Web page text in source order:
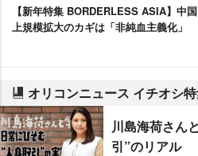
【新年特集 BORDERLESS ASIA】中
上規模拡大のカギは「非純血主義化」
オリコンニュース イチオシ
川島海荷さん
引”のリアル